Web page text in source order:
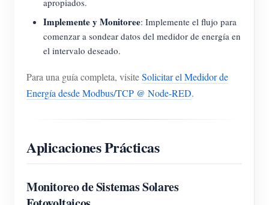
Implemente y Monitoree: Implemente el flujo para
comenzar a sondear datos del medidor de energía en
el intervalo deseado.
Para una guía completa, visiteSolicitar el Medidor de
Energía desde Modbus/TCP @ Node-RED.
Aplicaciones Prácticas
Monitoreo de Sistemas Solares